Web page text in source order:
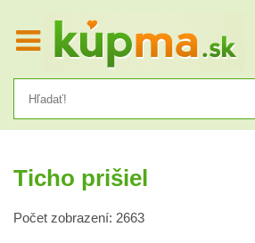
Ticho prišiel
Počet zobrazení: 2663